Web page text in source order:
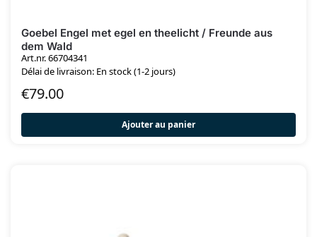
Goebel Engel met egel en theelicht / Freunde aus
dem Wald
Art.nr. 66704341
Délai de livraison: En stock (1-2 jours)
€79.00
Ajouter au panier